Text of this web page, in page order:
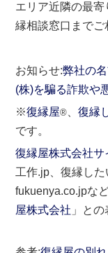
エリア近隣の最
縁相談窓口までご
お知らせ:弊社の
(株)を騙る詐欺や
※復縁屋® 、復縁
です。
復縁屋株式会社サ
工作.jp、復縁した
fukuenya.co.jpな
屋株式会社 」と